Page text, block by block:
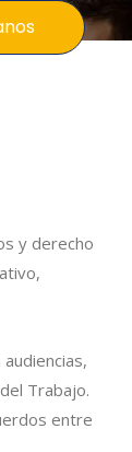
y derecho
Trabajo.
entre